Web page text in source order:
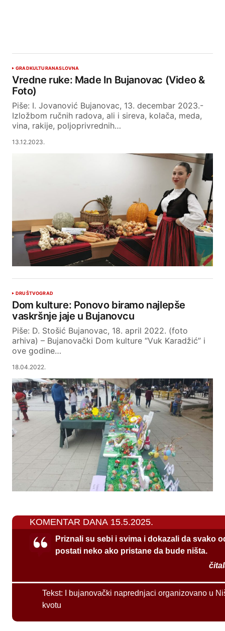
GRADKULTURANASLOVNA
Vredne ruke: Made In Bujanovac (Video &
Foto)
Piše: I. Jovanović Bujanovac, 13. decembar 2023.-
Izložbom ručnih radova, ali i sireva, kolača, meda,
vina, rakije, poljoprivrednih…
13.12.2023.
DRUŠTVOGRAD
Dom kulture: Ponovo biramo najlepše
vaskršnje jaje u Bujanovcu
Piše: D. Stošić Bujanovac, 18. april 2022. (foto
arhiva) – Bujanovački Dom kulture “Vuk Karadžić” i
ove godine…
18.04.2022.
KOMENTAR DANA 15.5.2025.
Priznali su sebi i svima i dokazali da svako
postati neko ako pristane da bude ništa.
Tekst:
I bujanovački naprednjaci organizovano u
kvotu